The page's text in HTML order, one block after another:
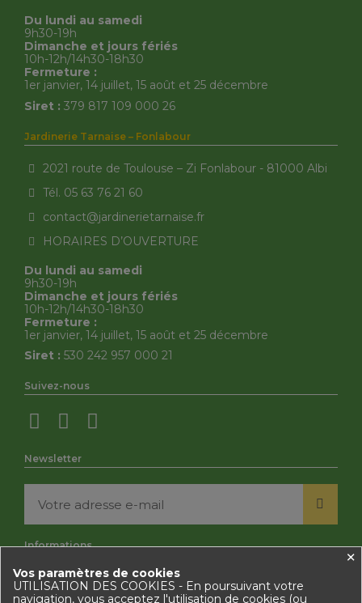
Du lundi au samedi
9h30-19h
Dimanche et jours fériés
10h-12h/14h30-18h30
Fermeture :
1er janvier, 14 juillet, 15 août et 25 décembre
Siret : 379 817 109 000 26
Jardinerie Tarnaise – Fonlabour
2021 route de Toulouse – Zi Fonlabour - 81000 Albi
Tél. 05 63 76 21 60
contact@jardinerietarnaise.fr
HORAIRES D’OUVERTURE
Du lundi au samedi
9h30-19h
Dimanche et jours fériés
10h-12h/14h30-18h30
Fermeture :
1er janvier, 14 juillet, 15 août et 25 décembre
Siret : 530 242 957 000 21
Suivez-nous
Newsletter
Informations
Mentions légales
Politique des cookies
Politique de Confidentialité
×
Vos paramètres de cookies
UTILISATION DES COOKIES - En poursuivant votre
navigation, vous acceptez l'utilisation de cookies (ou